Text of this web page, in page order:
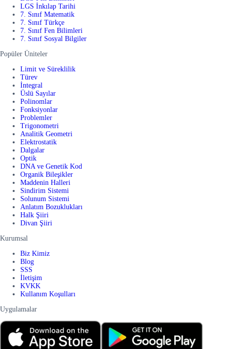
LGS İnkılap Tarihi
7. Sınıf Matematik
7. Sınıf Türkçe
7. Sınıf Fen Bilimleri
7. Sınıf Sosyal Bilgiler
Popüler Üniteler
Limit ve Süreklilik
Türev
İntegral
Üslü Sayılar
Polinomlar
Fonksiyonlar
Problemler
Trigonometri
Analitik Geometri
Elektrostatik
Dalgalar
Optik
DNA ve Genetik Kod
Organik Bileşikler
Maddenin Halleri
Sindirim Sistemi
Solunum Sistemi
Anlatım Bozuklukları
Halk Şiiri
Divan Şiiri
Kurumsal
Biz Kimiz
Blog
SSS
İletişim
KVKK
Kullanım Koşulları
Uygulamalar